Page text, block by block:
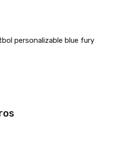
personalizable blue fury